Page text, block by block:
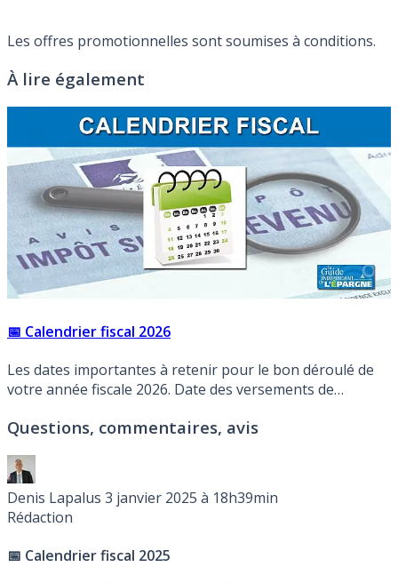
Les offres promotionnelles sont soumises à conditions.
À lire également
📅 Calendrier fiscal 2026
Les dates importantes à retenir pour le bon déroulé de
votre année fiscale 2026. Date des versements de
2026. Avis d’imposition 2026 portant sur les revenus
Questions, commentaires, avis
Denis Lapalus 3 janvier 2025 à 18h39min
Rédaction
📅 Calendrier fiscal 2025